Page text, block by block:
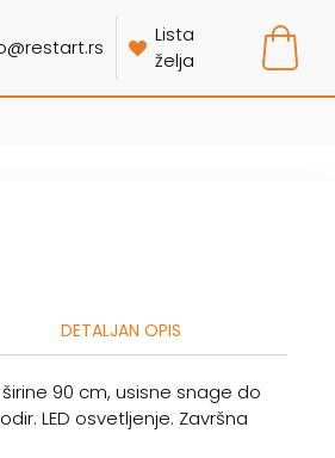
Lista
želja
DETALJAN OPIS
90 cm, usisne snage do
LED osvetljenje. Završna